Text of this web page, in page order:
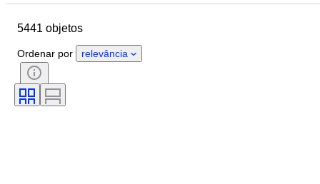
Material
Estilo
Região vinícola
Denominação/Classificação do Vinho
Nível de enchimento do vinho
5441 objetos
Ordenar por relevância